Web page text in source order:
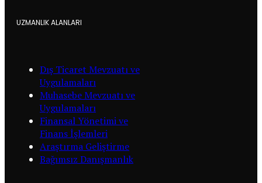
UZMANLIK ALANLARI
Dış Ticaret Mevzuatı ve
Uygulamaları
Muhasebe Mevzuatı ve
Uygulamaları
Finansal Yönetimi ve
Finans İşlemleri
Araştırma Geliştirme
Bağımsız Danışmanlık